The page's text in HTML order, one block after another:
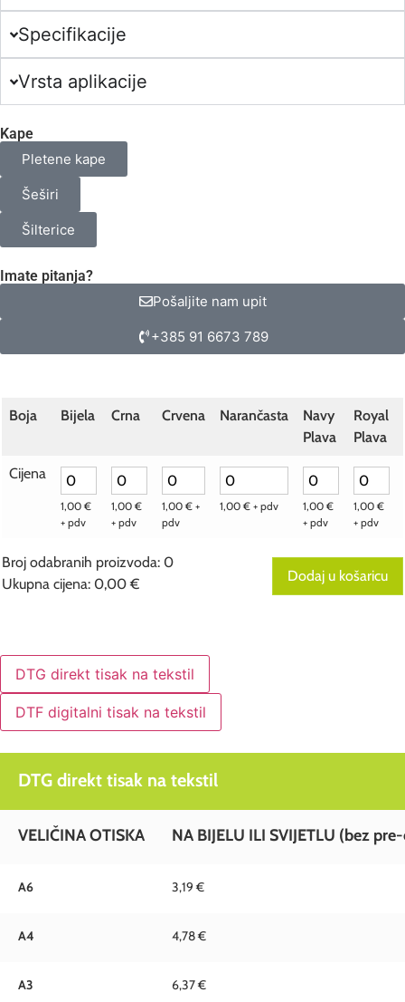
Specifikacije
Vrsta aplikacije
Kape
Pletene kape
Šeširi
Šilterice
Imate pitanja?
Pošaljite nam upit
+385 91 6673 789
Boja Bijela Crna Crvena Narančasta
Navy
Plava
Royal
Plava
Cijena
1,00 €
+ pdv
1,00 €
+ pdv
1,00 € +
pdv
1,00 € + pdv 1,00 €
+ pdv
1,00 €
+ pdv
Broj odabranih proizvoda: 0
Ukupna cijena: 0,00 €
Your
total
is
0,00 €
Dodaj u košaricu
DTG direkt tisak na tekstil
DTF digitalni tisak na tekstil
DTG direkt tisak na tekstil
VELIČINA OTISKA NA BIJELU ILI SVIJETLU (bez
A6 3,19 €
A4 4,78 €
A3 6,37 €